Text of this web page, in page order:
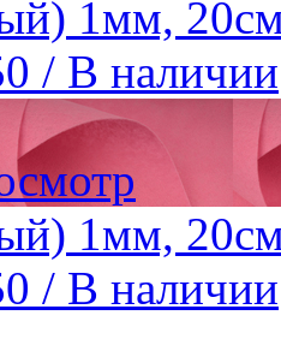
1мм,
/ В наличии
1мм,
/ В наличии